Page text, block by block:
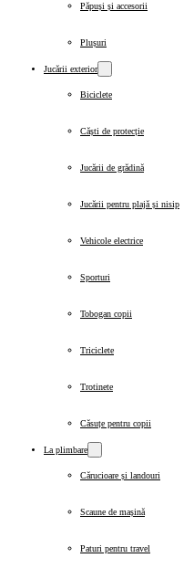
Păpuși și accesorii
Plușuri
Jucării exterior
Biciclete
Căști de protecție
Jucării de grădină
Jucării pentru plajă și nisip
Vehicole electrice
Sporturi
Tobogan copii
Triciclete
Trotinete
Căsuțe pentru copii
La plimbare
Cărucioare și landouri
Scaune de mașină
Paturi pentru travel